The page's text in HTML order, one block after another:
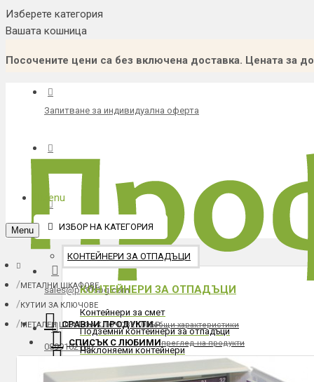
Изберете категория
Вашата кошница
Посочените цени са без включена доставка. Цената за
Запитване за индивидуална оферта
Каталог градска среда
sales@profisbg.com
0899102180
СРАВНИ ПРОДУКТИобщи характеристики
СПИСЪК С ЛЮБИМИпреглед на продукти
вход и регистрация
Menu
ИЗБОР НА КАТЕГОРИЯ
КОНТЕЙНЕРИ ЗА ОТПАДЪЦИ
КОНТЕЙНЕРИ ЗА ОТПАДЪЦИ
Контейнери за смет
Подземни контейнери за отпадъци
Наклоняеми контейнери
Контейнери с долно изсипване
Menu
МЕТАЛНИ ШКАФОВЕ
КУТИИ ЗА КЛЮЧОВЕ
МЕТАЛЕН ШКАФ ЗА КЛЮЧОВЕ 100БР.